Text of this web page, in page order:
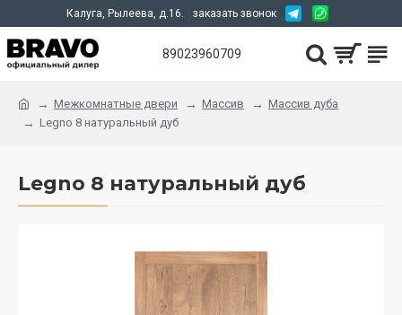
Калуга, Рылеева, д.16. заказать звонок
89023960709
Межкомнатные двери Массив
Массив дуба
Legno 8 натуральный дуб
Legno 8 натуральный дуб